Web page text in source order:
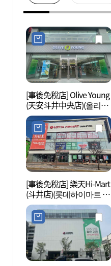
[事後免稅店] Olive Young
(天安斗井中央店)(올리브
영 천안두정중앙점)
[事後免稅店] 樂天Hi-Mart
(斗井店)(롯데하이마트 두
정점)